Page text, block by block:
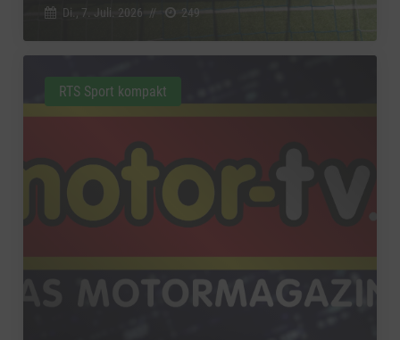
Di., 7. Juli. 2026 // 249
RTS Sport kompakt